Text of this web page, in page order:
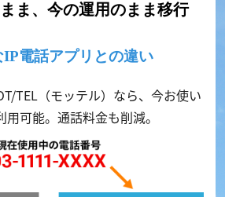
ま、今の運用のまま移行
IP電話アプリとの違い
TEL（モッテル）なら、今お使い
可能。通話料金も削減。